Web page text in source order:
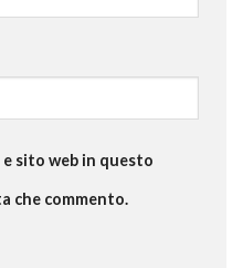
e sito web in questo
che commento.